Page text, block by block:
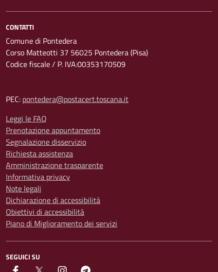
CONTATTI
Comune di Pontedera
Corso Matteotti 37 56025 Pontedera (Pisa)
Codice fiscale / P. IVA:00353170509
PEC: pontedera@postacert.toscana.it
Leggi le FAQ
Prenotazione appuntamento
Segnalazione disservizio
Richiesta assistenza
Amministrazione trasparente
Informativa privacy
Note legali
Dichiarazione di accessibilità
Obiettivi di accessibilità
Piano di Miglioramento dei servizi
SEGUICI SU